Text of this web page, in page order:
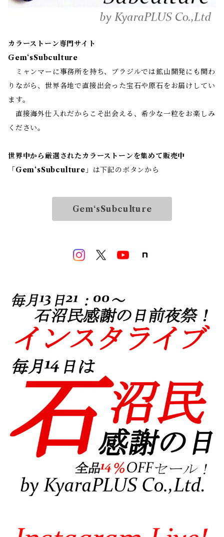
カラーストーン専門サイト
Gem‘sSubculture
ミャンマーに事務所を持ち、ブラジルでは鉱山開発にも関わ
りながら、世界各地で直接出会った宝石や原石をお届けしてい
ます。
直接海外仕入れだからこそ出会える、希少な一粒をお楽しみ
ください。
世界中から厳選されたカラーストーンを集めて販売中
「 Gem‘sSubculture 」は下記のボタンから
Gem‘sSubculture